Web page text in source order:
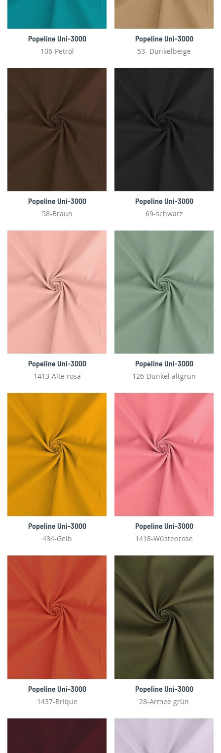
Popeline Uni-3000
106-Petrol
Popeline Uni-3000
53- Dunkelbeige
Popeline Uni-3000
58-Braun
Popeline Uni-3000
69-schwarz
Popeline Uni-3000
1413-Alte rosa
Popeline Uni-3000
126-Dunkel altgrün
Popeline Uni-3000
434-Gelb
Popeline Uni-3000
1418-Wüstenrose
Popeline Uni-3000
1437-Brique
Popeline Uni-3000
28-Armee grün